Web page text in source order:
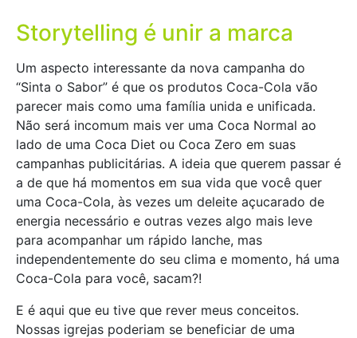
Storytelling é unir a marca
Um aspecto interessante da nova campanha do
“Sinta o Sabor” é que os produtos Coca-Cola vão
parecer mais como uma família unida e unificada.
Não será incomum mais ver uma Coca Normal ao
lado de uma Coca Diet ou Coca Zero em suas
campanhas publicitárias. A ideia que querem passar é
a de que há momentos em sua vida que você quer
uma Coca-Cola, às vezes um deleite açucarado de
energia necessário e outras vezes algo mais leve
para acompanhar um rápido lanche, mas
independentemente do seu clima e momento, há uma
Coca-Cola para você, sacam?!
E é aqui que eu tive que rever meus conceitos.
Nossas igrejas poderiam se beneficiar de uma